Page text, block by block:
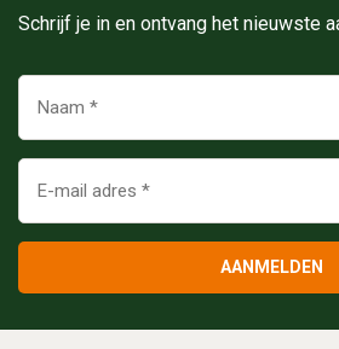
Schrijf je in en ontvang het nieuwste
AANMELDEN